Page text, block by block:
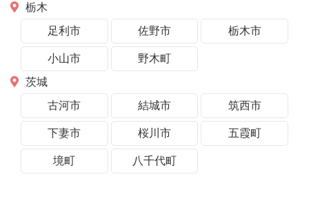
栃木
足利市
佐野市 栃木市
小山市
野木町
茨城
古河市
結城市 筑西市
下妻市 桜川市 五霞町
境町 八千代町